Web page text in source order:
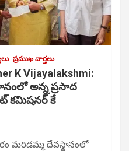
ప్రముఖ వార్తలు
K Vijayalakshmi:
అన్న ప్రసాద
కమిషనర్ కే
మరిడమ్మ దేవస్థానంలో